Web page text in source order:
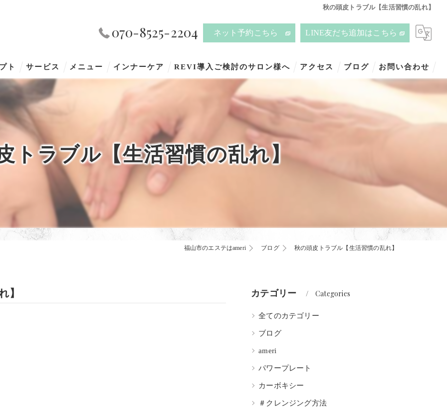
秋の頭皮トラブル【生活習慣の乱れ】
070-8525-2204 ネット予約こちら LINE友だち追加はこちら
ト サービス メニュー インナーケア REVI導入ご検討のサロン様へ アクセス ブログ お問い合わせ
トラブル【生活習慣の乱れ】
福山市のエステはameri ブログ 秋の頭皮トラブル【生活習慣の乱れ】
】 カテゴリー Categories
全てのカテゴリー
ブログ
ameri
パワープレート
カーボキシー
＃クレンジング方法